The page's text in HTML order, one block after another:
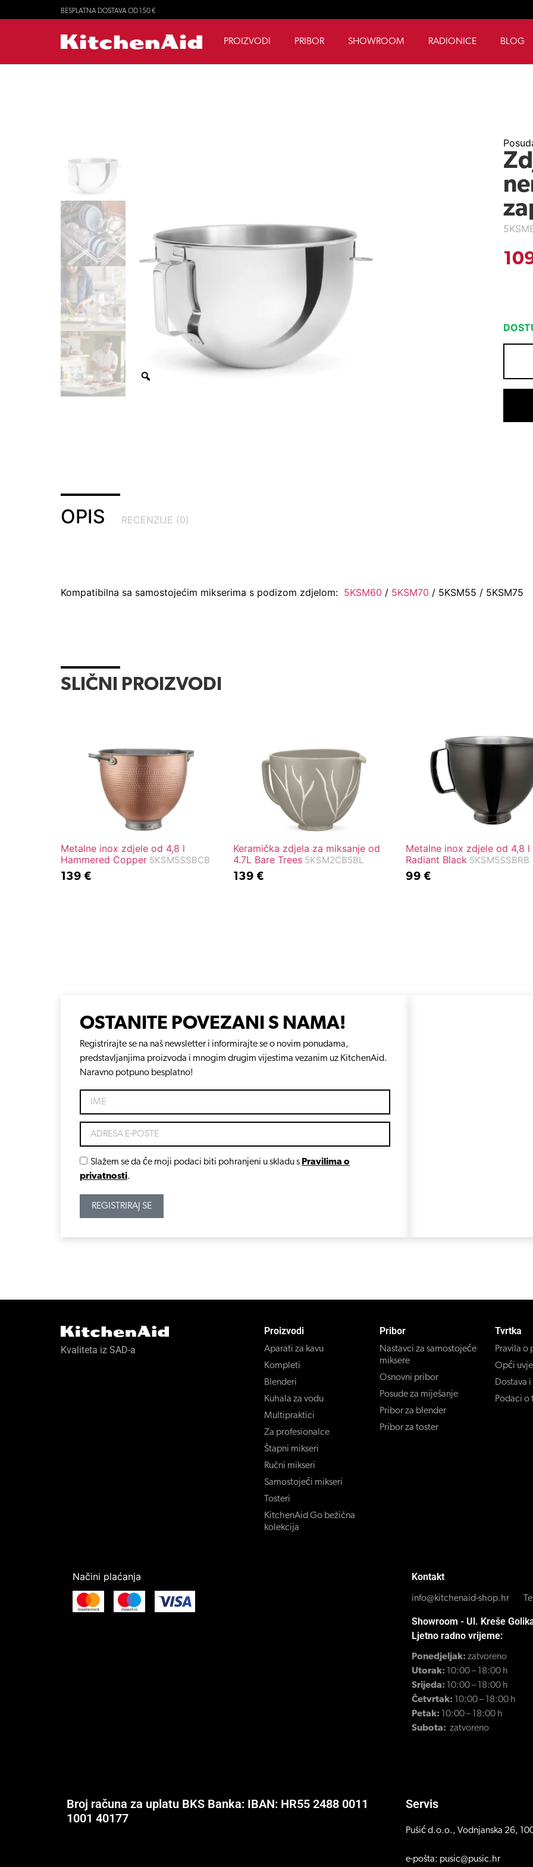
BESPLATNA DOSTAVA OD 150 €
PROIZVODI PRIBOR SHOWROOM RADIONICE BLOG
OPIS RECENZIJE (0)
Kompatibilna sa samostojećim mikserima s podizom zdjelom: 5KSM60 / 5KSM70 / 5KSM55 / 5KSM75
SLIČNI PROIZVODI
Metalne inox zdjele od 4,8 l
Hammered Copper 5KSM5SSBCB
139 €
Keramička zdjela za miksanje od
4.7L Bare Trees 5KSM2CB5BL
139 €
Metalne inox zdjele od 4,8 l
Radiant Black 5KSM5SSBRB
99 €
OSTANITE POVEZANI S NAMA!
Registrirajte se na naš newsletter i informirajte se o novim ponudama,
predstavljanjima proizvoda i mnogim drugim vijestima vezanim uz KitchenAid.
Naravno potpuno besplatno!
Slažem se da će moji podaci biti pohranjeni u skladu s Pravilima o
privatnosti.
REGISTRIRAJ SE
Kvaliteta iz SAD-a
Proizvodi
Aparati za kavu
Kompleti
Blenderi
Kuhala za vodu
Multipraktici
Za profesionalce
Štapni mikseri
Ručni mikseri
Samostojeći mikseri
Tosteri
KitchenAid Go bežična
kolekcija
Pribor
Nastavci za samostojeće
miksere
Osnovni pribor
Posude za miješanje
Pribor za blender
Pribor za toster
Tvrtka
Pravila o
Opći
Dostava
Podaci o
Načini plaćanja Kontakt
info@kitchenaid-shop.hr
Showroom - Ul. Kreše
Ljetno radno vrijeme:
Ponedjeljak: zatvoreno
Utorak: 10:00 – 18:00 h
Srijeda: 10:00 – 18:00 h
Četvrtak: 10:00 – 18:00 h
Petak: 10:00 – 18:00 h
Subota: zatvoreno
Broj računa za uplatu BKS Banka: IBAN: HR55 2488 0011
1001 40177
Servis
Pušić d.o.o., Vodnjanska 26,
e-pošta: pusic@pusic.hr